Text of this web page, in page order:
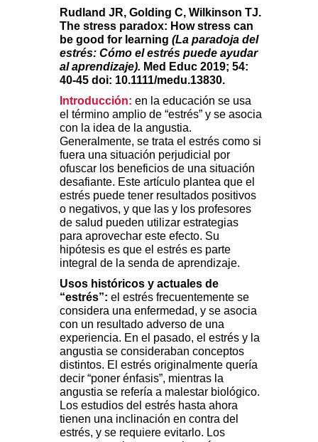
Rudland JR, Golding C, Wilkinson TJ.
The stress paradox: How stress can
be good for learning (La paradoja del
estrés: Cómo el estrés puede ayudar
al aprendizaje). Med Educ 2019; 54:
40-45 doi: 10.1111/medu.13830.
Introducción: en la educación se usa
el término amplio de “estrés” y se asocia
con la idea de la angustia.
Generalmente, se trata el estrés como si
fuera una situación perjudicial por
ofuscar los beneficios de una situación
desafiante. Este artículo plantea que el
estrés puede tener resultados positivos
o negativos, y que las y los profesores
de salud pueden utilizar estrategias
para aprovechar este efecto. Su
hipótesis es que el estrés es parte
integral de la senda de aprendizaje.
Usos históricos y actuales de
“estrés”: el estrés frecuentemente se
considera una enfermedad, y se asocia
con un resultado adverso de una
experiencia. En el pasado, el estrés y la
angustia se consideraban conceptos
distintos. El estrés originalmente quería
decir “poner énfasis”, mientras la
angustia se refería a malestar biológico.
Los estudios del estrés hasta ahora
tienen una inclinación en contra del
estrés, y se requiere evitarlo. Los